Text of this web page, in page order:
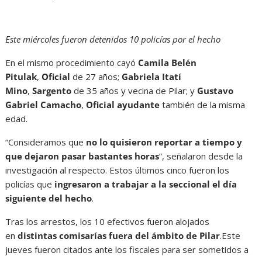
Este miércoles fueron detenidos 10 policías por el hecho
En el mismo procedimiento cayó Camila Belén
Pitulak, Oficialde 27 años; Gabriela Itatí
Mino, Sargento de 35 años y vecina de Pilar; y Gustavo
Gabriel Camacho, Oficial ayudante también de la misma
edad.
“Consideramos que no lo quisieron reportar a tiempo y
que dejaron pasar bastantes horas”, señalaron desde la
investigación al respecto. Estos últimos cinco fueron los
policías que ingresaron a trabajar a la seccional el día
siguiente del hecho.
Tras los arrestos, los 10 efectivos fueron alojados
en distintas comisarías fuera del ámbito de Pilar.Este
jueves fueron citados ante los fiscales para ser sometidos a